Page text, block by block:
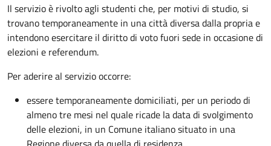
Il servizio è rivolto agli studenti che, per motivi di studio, si
trovano temporaneamente in una città diversa dalla propria e
intendono esercitare il diritto di voto fuori sede in occasione di
elezioni e referendum.
Per aderire al servizio occorre:
essere temporaneamente domiciliati, per un periodo di
almeno tre mesi nel quale ricade la data di svolgimento
delle elezioni, in un Comune italiano situato in una